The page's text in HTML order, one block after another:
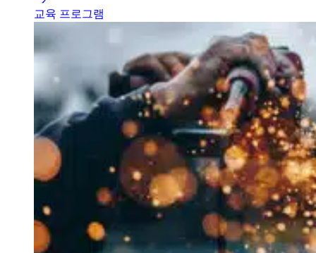
교육 프로그램